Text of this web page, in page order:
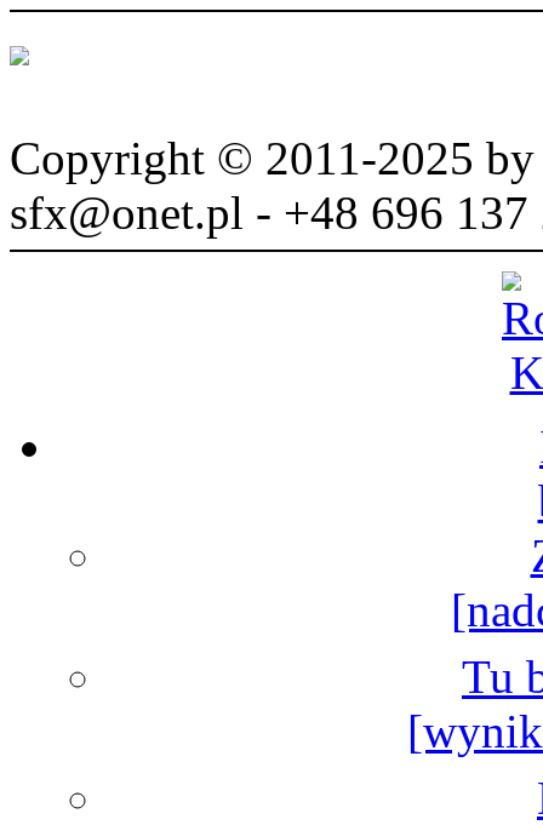
Copyright © 2011-2025
sfx@onet.pl - +48 696 137
Tu